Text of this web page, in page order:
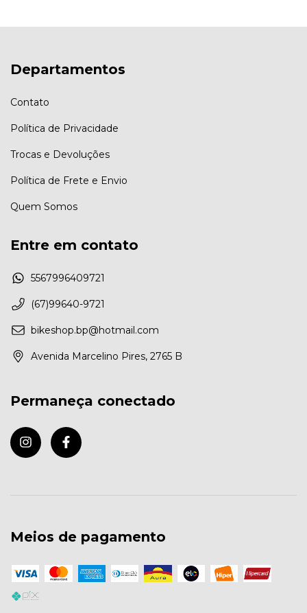
Departamentos
Contato
Política de Privacidade
Trocas e Devoluções
Política de Frete e Envio
Quem Somos
Entre em contato
5567996409721
(67)99640-9721
bikeshop.bp@hotmail.com
Avenida Marcelino Pires, 2765 B
Permaneça conectado
Meios de pagamento